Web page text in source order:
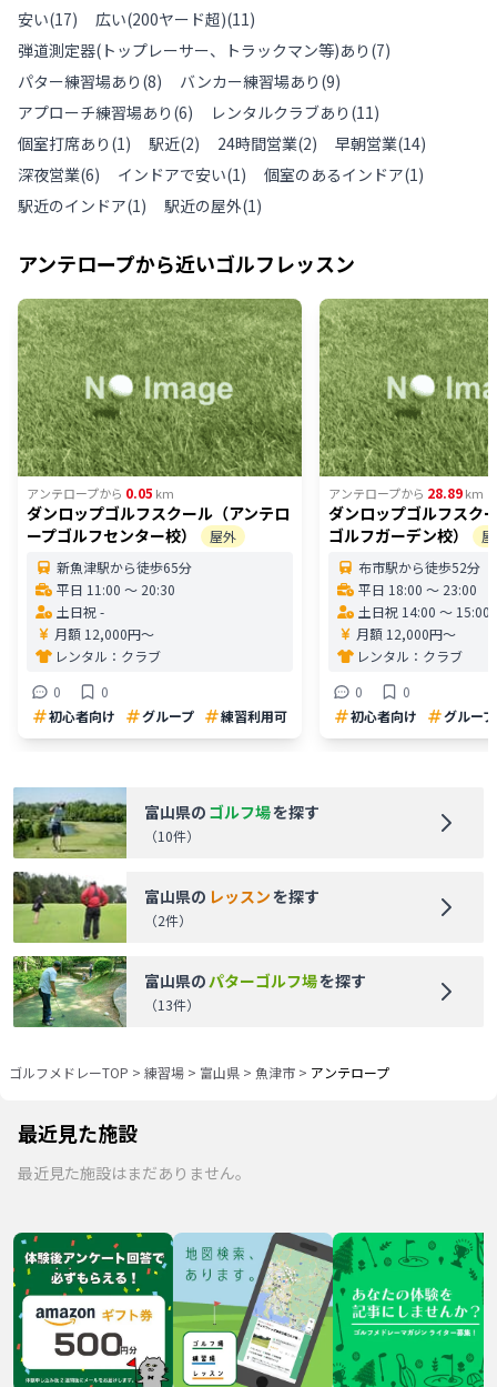
安い(17) 広い(200ヤード超)(11)
弾道測定器(トップレーサー、トラックマン等)あり (7)
パター練習場あり (8) バンカー練習場あり (9)
アプローチ練習場あり (6) レンタルクラブあり (11)
個室打席あり (1) 駅近(2) 24時間営業(2) 早朝営業(14)
深夜営業(6) インドアで安い(1) 個室のあるインドア(1)
駅近のインドア(1) 駅近の屋外(1)
アンテロープから近いゴルフレッスン
アンテロープから 0.05 km
ダンロップゴルフスクール（アンテロ
ープゴルフセンター校）
屋外
新魚津駅から徒歩65分
平日 11:00 〜 20:30
土日祝 -
月額 12,000円〜
レンタル： クラブ
0
0
初心者向け
グループ 練習利用可
アンテロープから 28.89km
ダンロップゴルフスク
ゴルフガーデン校）
布市駅から徒歩52分
平日 18:00 〜 23:00
土日祝 14:00 〜 15:00
月額 12,000円〜
レンタル： クラブ
0
0
初心者向け
グループ
富山県の ゴルフ場を探す
（10件）
富山県の レッスンを探す
（2件）
富山県の パターゴルフ場を探す
（13件）
ゴルフメドレーTOP > 練習場 > 富山県 > 魚津市 > アンテロープ
最近見た施設
最近見た施設はまだありません。